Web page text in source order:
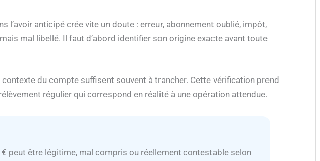
l’avoir anticipé crée vite un doute : erreur, abonnement oublié, impôt,
mal libellé. Il faut d’abord identifier son origine exacte avant toute
contexte du compte suffisent souvent à trancher. Cette vérification prend
régulier qui correspond en réalité à une opération attendue.
peut être légitime, mal compris ou réellement contestable selon